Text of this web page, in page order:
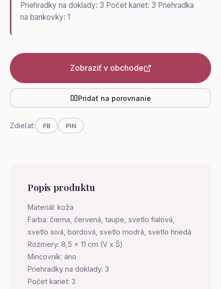
Priehradky na doklady: 3 Počet kariet: 3 Priehradka
na bankovky: 1
Zobraziť v obchode
Pridať na porovnanie
Zdieľať: FB PIN
Popis produktu
Materiál: koža
Farba: čierna, červená, taupe, svetlo fialová,
svetlo sivá, bordová, svetlo modrá, svetlo hnedá
Rozmery: 8,5 x 11 cm (V x Š)
Mincovník: áno
Priehradky na doklady: 3
Počet kariet: 3